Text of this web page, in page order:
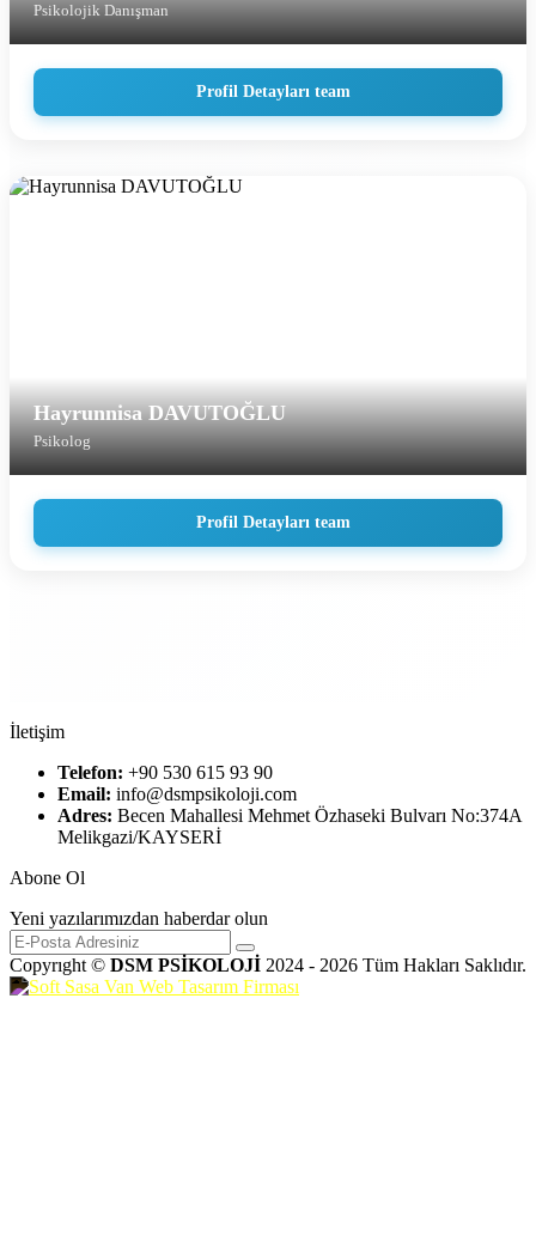
Psikolojik Danışman
Profil Detayları team
Hayrunnisa DAVUTOĞLU
Psikolog
Profil Detayları team
İletişim
Telefon: +90 530 615 93 90
Email: info@dsmpsikoloji.com
Adres: Becen Mahallesi Mehmet Özhaseki Bulvarı No:374A
Melikgazi/KAYSERİ
Abone Ol
Yeni yazılarımızdan haberdar olun
Copyrıght © DSM PSİKOLOJİ 2024 - 2026 Tüm Hakları Saklıdır.